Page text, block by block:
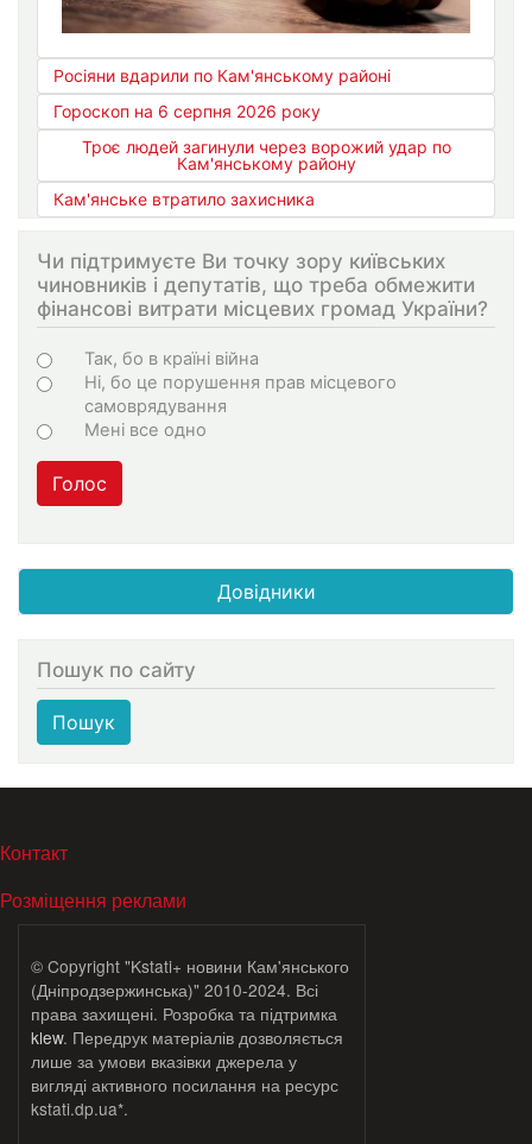
Росіяни вдарили по Кам'янському районі
Гороскоп на 6 серпня 2026 року
Троє людей загинули через ворожий удар по
Кам'янському району
Кам'янське втратило захисника
Чи підтримуєте Ви точку зору київських
чиновників і депутатів, що треба обмежити
фінансові витрати місцевих громад України?
Варіанти
Так, бо в країні війна
Ні, бо це порушення прав місцевого
самоврядування
Мені все одно
Голос
Довідники
Пошук по сайту
Пошук
МЕНЮ В ПОДВАЛЕ
Контакт
Розміщення реклами
© Copyright "Kstati+ новини Кам'янського
(Дніпродзержинська)" 2010-2024. Всі
права захищені. Розробка та підтримка
klew. Передрук матеріалів дозволяється
лише за умови вказівки джерела у
вигляді активного посилання на ресурс
kstati.dp.ua*.